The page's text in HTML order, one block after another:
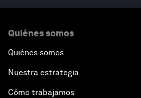
Quiénes somos
Quiénes somos
Nuestra estrategia
Cómo trabajamos